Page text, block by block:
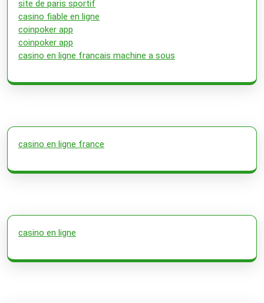
site de paris sportif
casino fiable en ligne
coinpoker app
coinpoker app
casino en ligne francais machine a sous
casino en ligne france
casino en ligne